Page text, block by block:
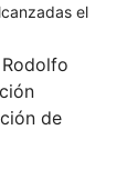
el
de